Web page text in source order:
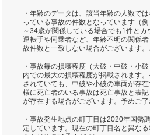
・年齢のデータは、該当年齢の人数で
っている事故の件数となっています（
～34歳が関係している場合でも1件と
運転手や同乗者など、年齢不明の関係
故件数と一致しない場合がございます。
・事故毎の損壊程度（大破・中破・小
内での最大の損壊程度が掲載されます
されていても、中破や小破の車両が存
様に死亡者のいる事故は死亡事故と表
が存在する場合がございます。予めご了
・事故発生地点の町丁目は2020年国勢
定しています。現在の町丁目名と異な